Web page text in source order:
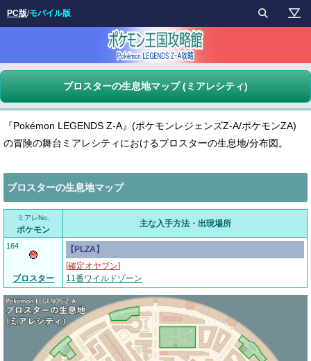
ブロスターの生息地マップ (ミアレシティ)
『Pokémon LEGENDS Z-A』(ポケモンレジェンズZ-A/ポケモンZA)
の冒険の舞台ミアレシティにおけるブロスターの生息地/分布図。
ブロスターの生息地マップ
ミアレNo.
ポケモン
主な入手方法・出現場所
164
ブロスター
【PLZA】
[確定オヤブン]
11番ワイルドゾーン
PC版/モバイル版